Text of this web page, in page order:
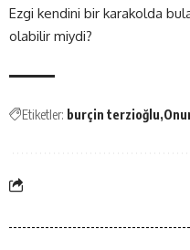
Ezgi kendini bir karakolda
olabilir miydi?
Etiketler: burçin terzioğlu